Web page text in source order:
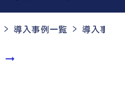
導入事例一覧 導入事例